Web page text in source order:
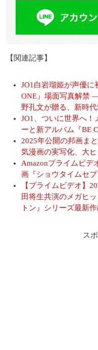
【関連記事】
JO1白岩瑠姫が声優に
ONE』場面写真解禁
野孔文が贈る、新時
JO1、ついに世界へ
ーと新アルバム『BE
2025年公開の邦画ま
気漫画の実写化、大
Amazonプライムビデ
画『ショウタイムセ
【プライムビデオ】
田将生共演のメガヒ
トン』シリーズ最新
ス